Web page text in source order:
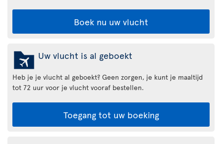
Boek nu uw vlucht
Uw vlucht is al geboekt
Heb je je vlucht al geboekt? Geen zorgen, je kunt je maaltijd
tot 72 uur voor je vlucht vooraf bestellen.
Toegang tot uw boeking